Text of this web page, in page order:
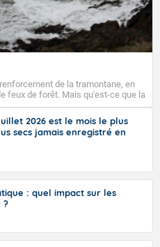
de la tramontane, en
feux de forêt. Mais qu'est-ce que la
? La tramontane est un
ouest à nord, ou ouest à nord-
à la vallée de l’Aude et à
ce vent vient du latin trasmontanus,
aux régions montagneuses
2026 est le mois le plus
secs jamais enregistré en
: quel impact sur les
?